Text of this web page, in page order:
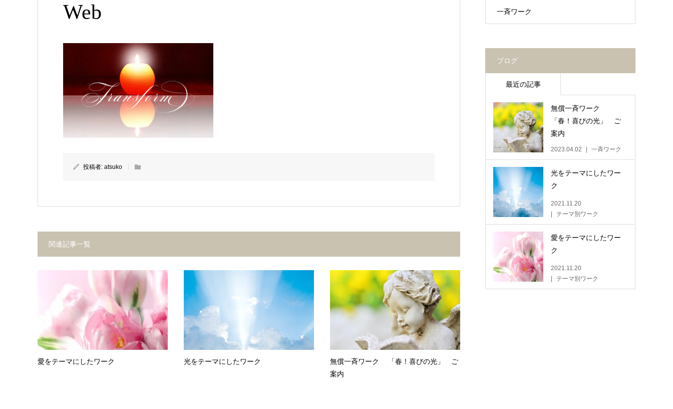
Web
投稿者: atsuko
関連記事一覧
愛をテーマにしたワーク 光をテーマにしたワーク
無償一斉ワーク 「春！喜びの光」 ご
案内
一斉ワーク
ブログ
最近の記事
無償一斉ワーク
「春！喜びの光」 ご
案内
2023.04.02 一斉ワーク
光をテーマにしたワー
ク
2021.11.20
テーマ別ワーク
愛をテーマにしたワー
ク
2021.11.20
テーマ別ワーク